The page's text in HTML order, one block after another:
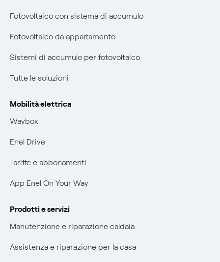
Diritto di ripensamento
Parental Control – Navigazione sicura
Informazioni precontrattuali prodotti e servizi
Condizioni generali di contratto prodotti e servizi
Remit
Certificazioni
Nuove regole europee per la protezione dei dati
Offerte Placet non vulnerabili
Offerta Tutela Vulnerabilità Gas
Mobilità Elettrica
Phishing e truffe online
Verifica chi ti ha chiamato
Agevolazione utenti con disabilità per offerte Fibra
Fotovoltaico con sistema di accumulo
Fotovoltaico da appartamento
Sistemi di accumulo per fotovoltaico
Tutte le soluzioni
Mobilità elettrica
Waybox
Enel Drive
Tariffe e abbonamenti
App Enel On Your Way
Prodotti e servizi
Manutenzione e riparazione caldaia
Assistenza e riparazione per la casa